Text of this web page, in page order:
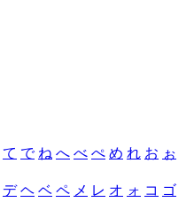
て で ね へ べ ぺ め れ お ぉ
デ ヘ ベ ペ メ レ オ ォ コ ゴ